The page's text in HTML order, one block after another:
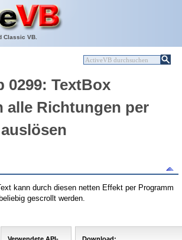
Classic VB.
0299: TextBox
alle Richtungen per
kann durch diesen netten Effekt per Programm
gescrollt werden.